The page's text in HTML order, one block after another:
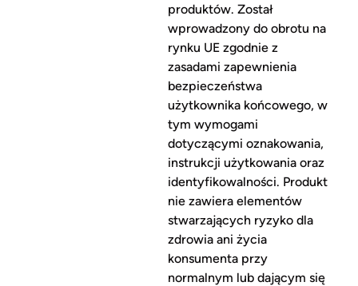
produktów. Został
wprowadzony do obrotu na
rynku UE zgodnie z
zasadami zapewnienia
bezpieczeństwa
użytkownika końcowego, w
tym wymogami
dotyczącymi oznakowania,
instrukcji użytkowania oraz
identyfikowalności. Produkt
nie zawiera elementów
stwarzających ryzyko dla
zdrowia ani życia
konsumenta przy
normalnym lub dającym się